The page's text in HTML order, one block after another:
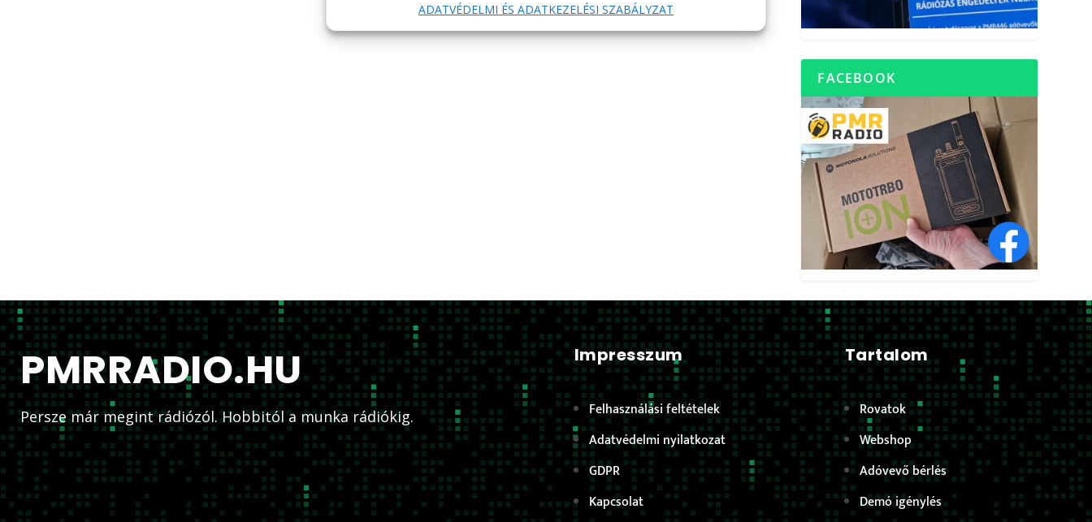
ADATVÉDELMI ÉS ADATKEZELÉSI SZABÁLYZAT
FACEBOOK
PMRRADIO.HU
Persze már megint rádiózól. Hobbitól a munka rádiókig.
Impresszum
Felhasználási feltételek
Adatvédelmi nyilatkozat
GDPR
Kapcsolat
Tartalom
Rovatok
Webshop
Adóvevő bérlés
Demó igénylés